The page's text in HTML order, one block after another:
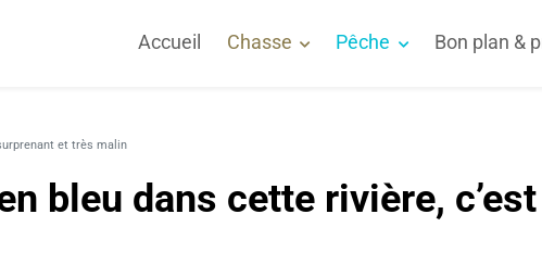
Accueil Chasse Pêche Bon plan &
et très malin
bleu dans cette rivière,